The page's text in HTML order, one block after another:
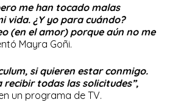
me han tocado malas
vida. ¿Y yo para cuándo?
(en el amor) porque aún no me
Mayra Goñi.
si quieren estar conmigo.
recibir todas las solicitudes”,
un programa de TV.